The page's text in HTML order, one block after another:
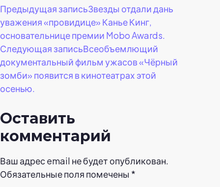
Навигация
по
записям
Предыдущая записьЗвезды отдали дань
уважения «провидице» Канье Кинг,
основательнице премии Mobo Awards.
Следующая записьВсеобъемлющий
документальный фильм ужасов «Чёрный
зомби» появится в кинотеатрах этой
осенью.
Оставить
комментарий
Ваш адрес email не будет опубликован.
Обязательные поля помечены *